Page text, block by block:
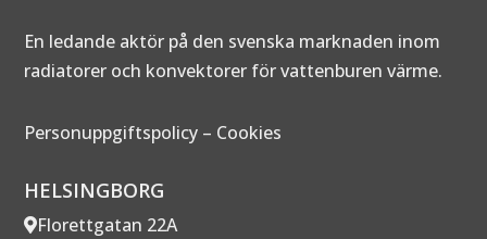
En ledande aktör på den svenska marknaden inom
radiatorer och konvektorer för vattenburen värme.
Personuppgiftspolicy – Cookies
HELSINGBORG
Florettgatan 22A